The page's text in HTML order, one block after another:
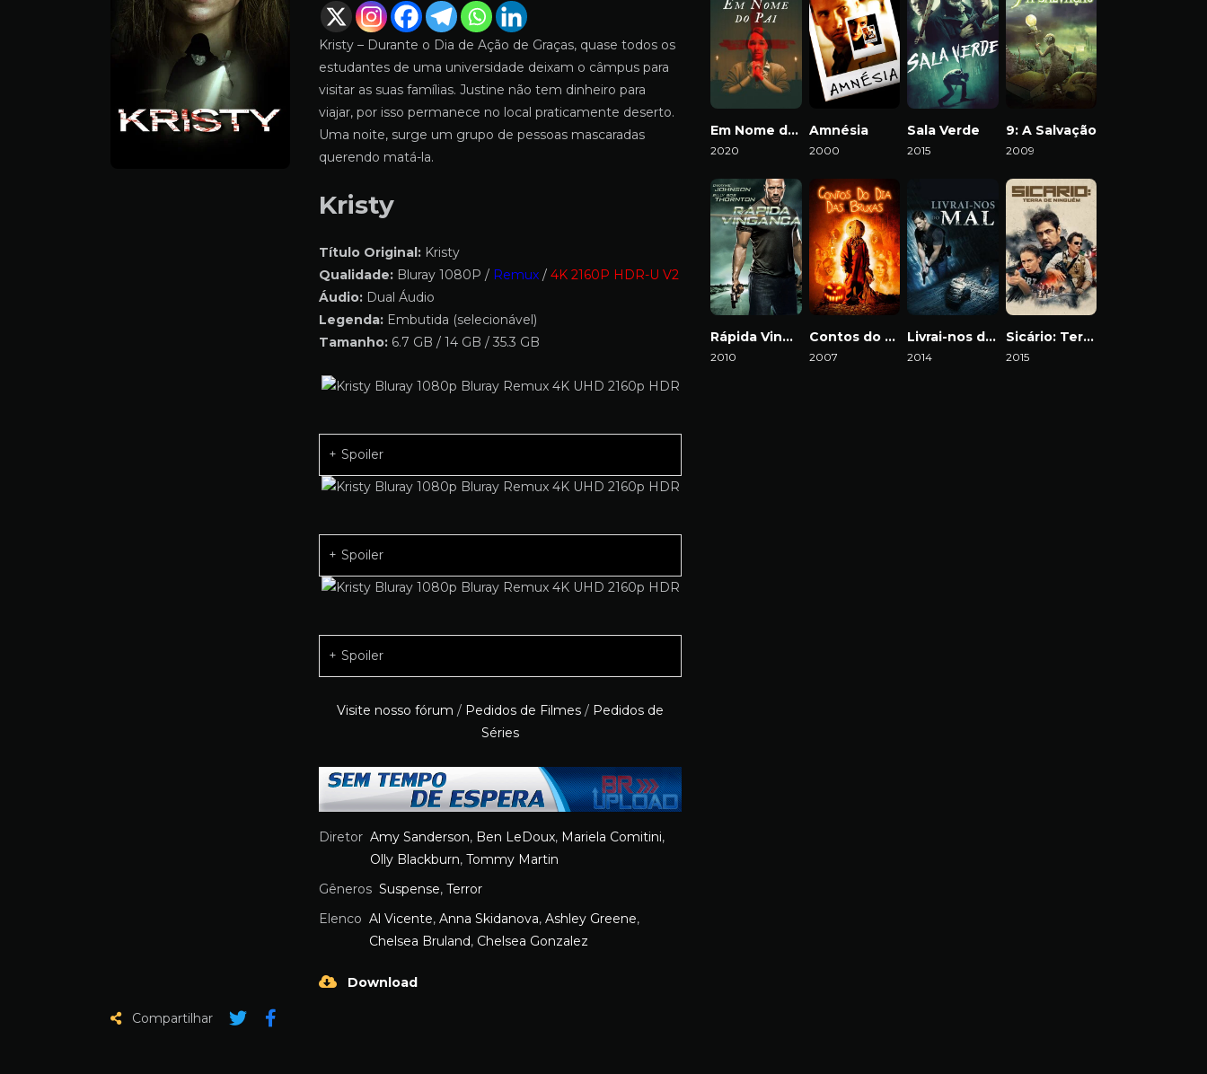
Kristy – Durante o Dia de Ação de Graças, quase todos os
estudantes de uma universidade deixam o câmpus para
visitar as suas famílias. Justine não tem dinheiro para
viajar, por isso permanece no local praticamente deserto.
Uma noite, surge um grupo de pessoas mascaradas
querendo matá-la.
Kristy
Título Original: Kristy
Qualidade: Bluray 1080P / Remux / 4K 2160P HDR-U V2
Áudio: Dual Áudio
Legenda: Embutida (selecionável)
Tamanho: 6.7 GB / 14 GB / 35.3 GB
Spoiler
Spoiler
Spoiler
Visite nosso fórum / Pedidos de Filmes / Pedidos de
Séries
Diretor Amy Sanderson, Ben LeDoux, Mariela Comitini,
Olly Blackburn, Tommy Martin
Gêneros Suspense, Terror
Elenco Al Vicente, Anna Skidanova, Ashley Greene,
Chelsea Bruland, Chelsea Gonzalez
Download
Compartilhar
Em Nome do Pai
2020
Amnésia
2000
Sala Verde
2015
9: A Salvação
2009
Rápida Vingança
2010
Contos do Dia das Bruxas
2007
Livrai-nos do Mal
2014
Sicário: Terra de Ninguém
2015